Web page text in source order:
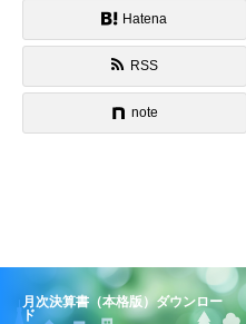
Hatena
RSS
note
月次決算書（本格版）ダウンロー
ド